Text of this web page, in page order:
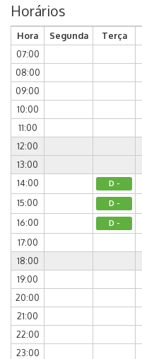
Horários
Hora Segunda Terça
07:00
08:00
09:00
10:00
11:00
12:00
13:00
14:00
D -
15:00 D -
16:00 D -
17:00
18:00
19:00
20:00
21:00
22:00
23:00